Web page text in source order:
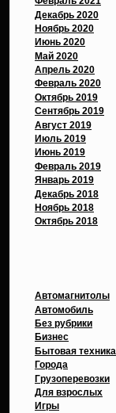
Декабрь 2020
Ноябрь 2020
Июнь 2020
Май 2020
Апрель 2020
Февраль 2020
Октябрь 2019
Сентябрь 2019
Август 2019
Июль 2019
Июнь 2019
Февраль 2019
Январь 2019
Декабрь 2018
Ноябрь 2018
Октябрь 2018
Автомагнитолы
Автомобиль
Без рубрики
Бизнес
Бытовая техника
Города
Грузоперевозки
Для взрослых
Игры